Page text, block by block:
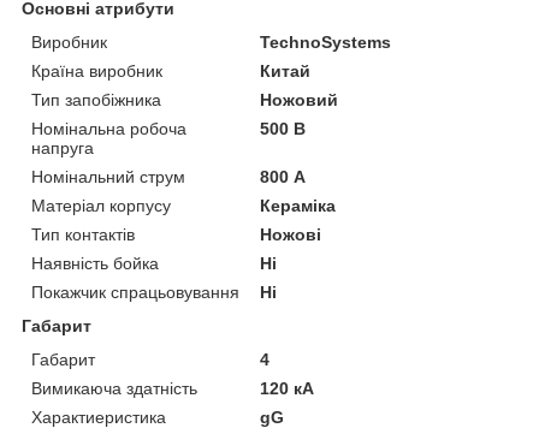
Основні атрибути
Виробник
TechnoSystems
Країна виробник
Китай
Тип запобіжника
Ножовий
Номінальна робоча
напруга
500 В
Номінальний струм
800 А
Матеріал корпусу
Кераміка
Тип контактів
Ножові
Наявність бойка
Ні
Покажчик спрацьовування
Ні
Габарит
Габарит
4
Вимикаюча здатність
120 кА
Характиеристика
gG